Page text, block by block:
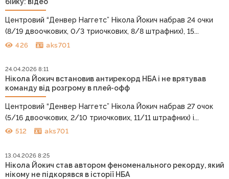
Центровий “Денвер Наггетс” Нікола Йокич набрав 24 очки
(8/19 двоочкових, 0/3 триочкових, 8/8 штрафних), 15...
426 aks701
24.04.2026 8:11
Нікола Йокич встановив антирекорд НБА і не врятував
команду від розгрому в плей-офф
Центровий “Денвер Наггетс” Нікола Йокич набрав 27 очок
(5/16 двоочкових, 2/10 триочкових, 11/11 штрафних) і...
512 aks701
13.04.2026 8:25
Нікола Йокич став автором феноменального рекорду, який
нікому не підкорявся в історії НБА